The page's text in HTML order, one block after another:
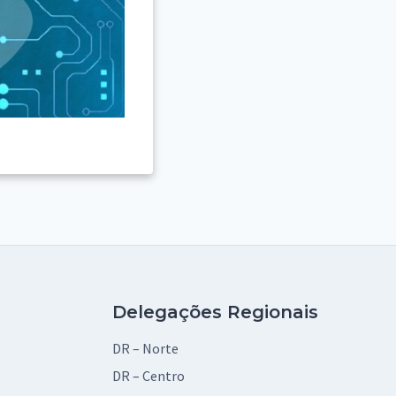
Delegações Regionais
DR – Norte
DR – Centro